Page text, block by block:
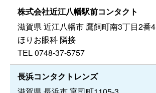
株式会社近江八幡駅前コンタクト
滋賀県 近江八幡市 鷹飼町南3丁目2番4
ほりお眼科 隣接
TEL 0748-37-5757
長浜コンタクトレンズ